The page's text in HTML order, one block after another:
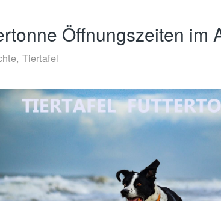
Öffnungszeiten im
, Tiertafel